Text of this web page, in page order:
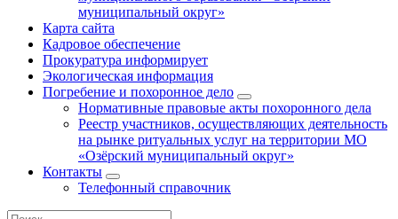
муниципальный округ»
Карта сайта
Кадровое обеспечение
Прокуратура информирует
Экологическая информация
Погребение и похоронное дело
Нормативные правовые акты похоронного дела
Реестр участников, осуществляющих деятельность
на рынке ритуальных услуг на территории МО
«Озёрский муниципальный округ»
Контакты
Телефонный справочник